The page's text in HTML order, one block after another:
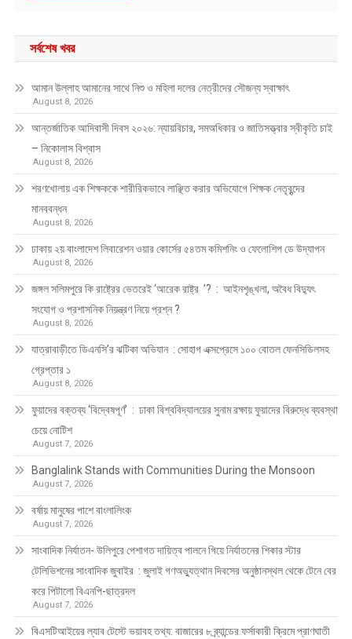
সর্বশেষ খবর
আমান উল্লাহ আমানের সাথে নিশু ও মহিলা দলের নেত্রীদের সৌজন্য স্বাক্ষাৎ
August 8, 2026
আন্তর্জাতিক আদিবাসী দিবস ২০২৬: ন্যায়বিচার, সমঅধিকার ও জাতিসত্ত্বার স্বীকৃতি চাই
– নিকোলাস বিশ্বাস
August 8, 2026
শরণখোলায় এক শিক্ষককে শারীরিকভাবে লাঞ্ছিত করার অভিযোগে শিক্ষক নেতৃবৃন্দের
মানববন্ধন
August 8, 2026
ঢাকায় ২য় বাংলাদেশ লিবারেশন ওয়ার কোর্সের ৫৪তম কমিশনিং ও ফেলোশিপ ডে উদ্‌যাপন
August 8, 2026
জঙ্গল সলিমপুরে কি রাষ্ট্রের ভেতরেই ‘আরেক রাষ্ট্র ’? : আইনশৃঙ্খলা, অবৈধ বিদ্যুৎ
সংযোগ ও প্রশাসনিক নিয়ন্ত্রণ নিয়ে প্রশ্ন ?
August 8, 2026
যাত্রাবাড়ীতে ডিএনসি’র ঝটিকা অভিযান : সোহাগ এক্সপ্রেসে ১০০ বোতল ফেনসিডিলসহ
গ্রেপ্তার ১
August 8, 2026
ফুয়াদের বক্তব্য ‘বিদ্বেষপূর্ণ’ : ঢাকা বিশ্ববিদ্যালয়ের সুনাম রক্ষায় ফুয়াদের বিরুদ্ধে ব্যবস্থা
চেয়ে নোটিশ
August 7, 2026
Banglalink Stands with Communities During the Monsoon
August 7, 2026
বর্ষায় মানুষের পাশে বাংলালিংক
August 7, 2026
সাংবাদিক নির্যাতন- উলিপুরে পেশাগত দায়িত্ব পালনে গিয়ে নির্যাতনের শিকার স্টার
টেলিভিশনের সাংবাদিক জুবাইর : জুলাই গণঅভ্যুত্থান দিবসের অনুষ্ঠানস্থল থেকে টেনে বের
করে পিটালো বিএনপি-ছাত্রদল
August 7, 2026
বিএসটিআইয়ের ল্যাব টেস্টে ভয়াবহ তথ্য: বাজারের ৮ ব্র্যান্ডের ফর্সাকারী ক্রিমে প্রাণঘাতী